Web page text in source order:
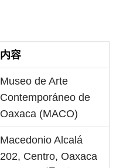
内容
Museo de Arte
Contemporáneo de
Oaxaca (MACO)
Macedonio Alcalá
202, Centro, Oaxaca